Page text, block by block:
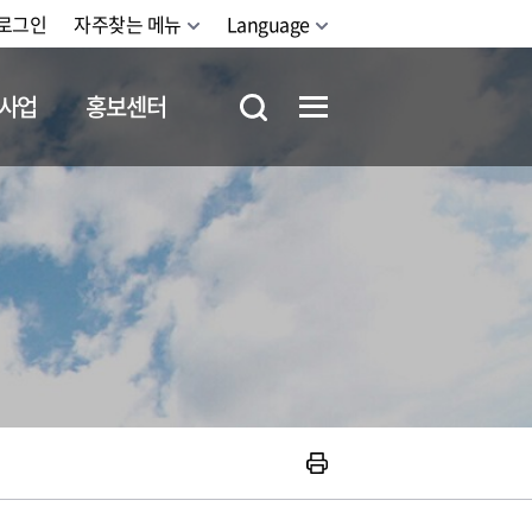
그인 자주찾는 메뉴 Language
업 홍보센터